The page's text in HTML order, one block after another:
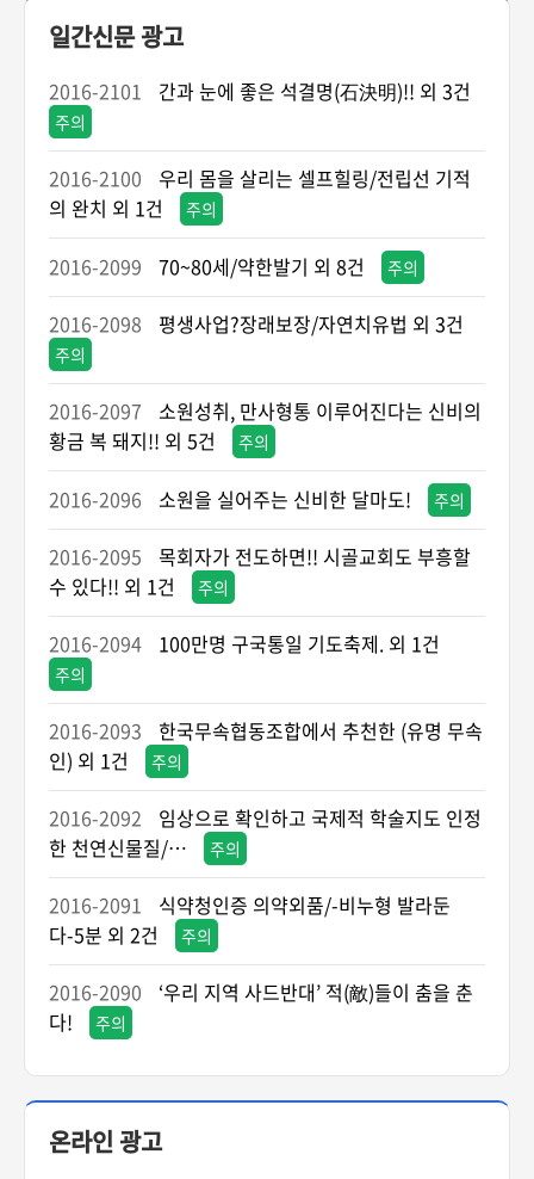
일간신문 광고
2016-2101 간과 눈에 좋은 석결명(石決明)!! 외 3건
주의
2016-2100
우리 몸을 살리는 셀프힐링/전립선 기적
의 완치 외 1건
주의
2016-2099 70~80세/약한발기 외 8건 주의
2016-2098 평생사업?장래보장/자연치유법 외 3건
주의
2016-2097
소원성취, 만사형통 이루어진다는 신비의
황금 복 돼지!! 외 5건
주의
2016-2096 소원을 실어주는 신비한 달마도! 주의
2016-2095
목회자가 전도하면!! 시골교회도 부흥할
수 있다!! 외 1건
주의
2016-2094 100만명 구국통일 기도축제. 외 1건
주의
2016-2093
한국무속협동조합에서 추천한 (유명 무속
인) 외 1건
주의
2016-2092
임상으로 확인하고 국제적 학술지도 인정
한 천연신물질/…
주의
2016-2091
식약청인증 의약외품/-비누형 발라둔
다-5분 외 2건
주의
2016-2090
‘우리 지역 사드반대’ 적(敵)들이 춤을 춘
다!
주의
온라인 광고